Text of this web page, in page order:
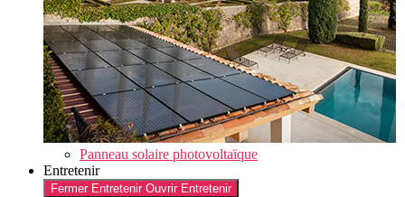
Panneau solaire photovoltaïque
Entretenir
Fermer Entretenir Ouvrir Entretenir